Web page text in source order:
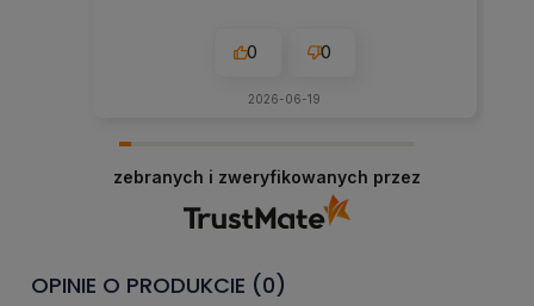
0 0
2026-06-19
zebranych i zweryfikowanych przez
OPINIE O PRODUKCIE (0)